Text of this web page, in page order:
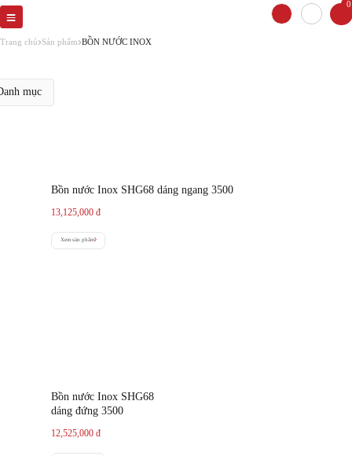
0
Trang chủ Sản phẩm BỒN NƯỚC INOX
mục
Bồn nước Inox SHG68 dáng ngang 3500
13,125,000 đ
Xem sản phẩm
Bồn nước Inox SHG68
dáng đứng 3500
12,525,000 đ